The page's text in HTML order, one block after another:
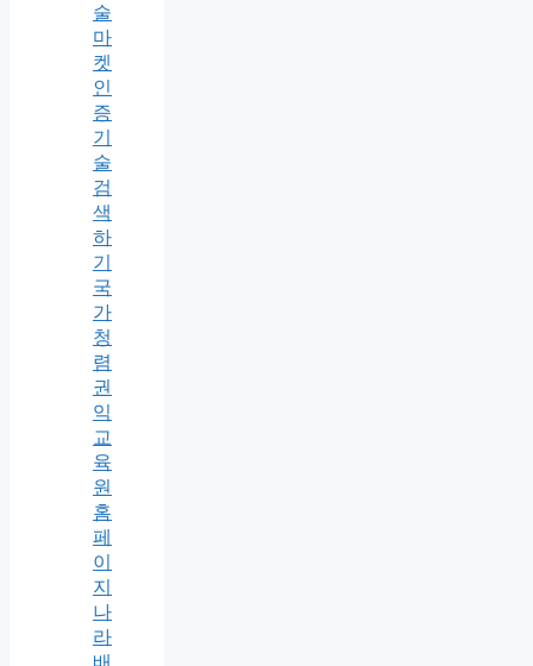
술
마
켓
인
증
기
술
검
색
하
기
국
가
청
렴
권
익
교
육
원
홈
페
이
지
나
라